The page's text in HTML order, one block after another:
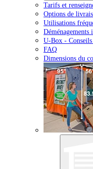
Tarifs et
Options de
Utilisations
Déménagements
U-Box -
FAQ
Dimensions du